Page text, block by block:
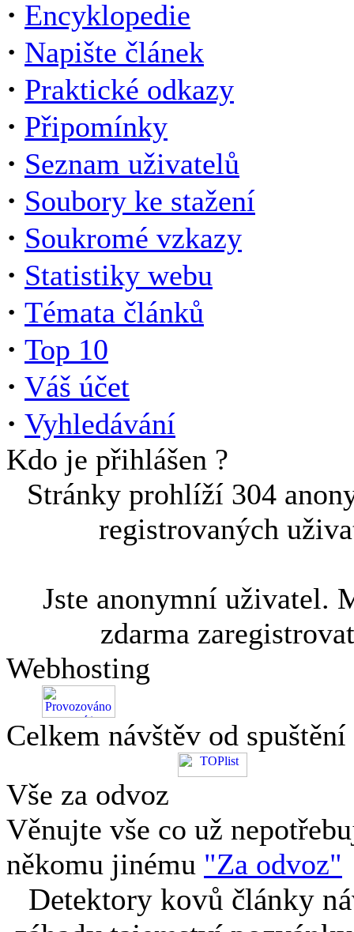
· Encyklopedie
· Napište článek
· Praktické odkazy
· Připomínky
· Seznam uživatelů
· Soubory ke stažení
· Soukromé vzkazy
· Statistiky webu
· Témata článků
· Top 10
· Váš účet
· Vyhledávání
Kdo je přihlášen ?
Stránky prohlíží 304
registrovaných
Jste anonymní uživatel.
zdarma
Webhosting
Celkem návštěv od
Vše za odvoz
Věnujte vše co už
někomu jinému "Za odvoz"
Detektory kovů články